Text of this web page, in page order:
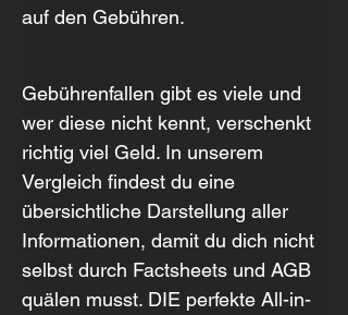
auf den Gebühren.
Gebührenfallen gibt es viele und
wer diese nicht kennt, verschenkt
richtig viel Geld. In unserem
Vergleich findest du eine
übersichtliche Darstellung aller
Informationen, damit du dich nicht
selbst durch Factsheets und AGB
quälen musst. DIE perfekte All-in-